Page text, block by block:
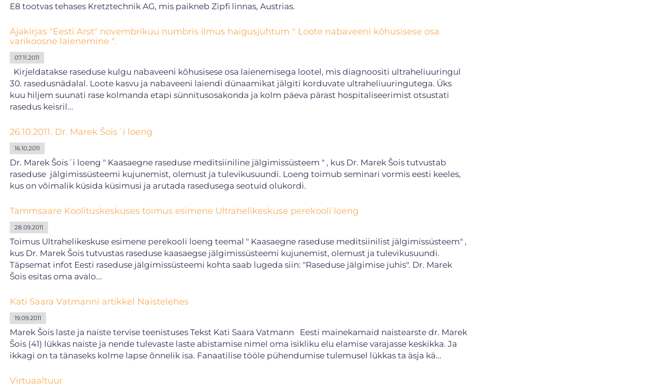
E8 tootvas tehases Kretztechnik AG, mis paikneb Zipfi linnas, Austrias.
Ajakirjas "Eesti Arst" novembrikuu numbris ilmus haigusjuhtum " Loote nabaveeni kõhusisese osa
varikoosne laienemine ".
07.11.2011
Kirjeldatakse raseduse kulgu nabaveeni kõhusisese osa laienemisega lootel, mis diagnoositi ultraheliuuringul
30. rasedusnädalal. Loote kasvu ja nabaveeni laiendi dünaamikat jälgiti korduvate ultraheliuuringutega. Üks
kuu hiljem suunati rase kolmanda etapi sünnitusosakonda ja kolm päeva pärast hospitaliseerimist otsustati
rasedus keisril...
26.10.2011. Dr. Marek Šois´i loeng
16.10.2011
Dr. Marek Šois´i loeng " Kaasaegne raseduse meditsiiniline jälgimissüsteem " , kus Dr. Marek Šois tutvustab
raseduse jälgimissüsteemi kujunemist, olemust ja tulevikusuundi. Loeng toimub seminari vormis eesti keeles,
kus on võimalik küsida küsimusi ja arutada rasedusega seotuid olukordi.
Tammsaare Koolituskeskuses toimus esimene Ultrahelikeskuse perekooli loeng
28.09.2011
Toimus Ultrahelikeskuse esimene perekooli loeng teemal " Kaasaegne raseduse meditsiinilist jälgimissüsteem" ,
kus Dr. Marek Šois tutvustas raseduse kaasaegse jälgimissüsteemi kujunemist, olemust ja tulevikusuundi.
Täpsemat infot Eesti raseduse jälgimissüsteemi kohta saab lugeda siin: "Raseduse jälgimise juhis". Dr. Marek
Šois esitas oma avalo...
Kati Saara Vatmanni artikkel Naistelehes
19.09.2011
Marek Šois laste ja naiste tervise teenistuses Tekst Kati Saara Vatmann Eesti mainekamaid naistearste dr. Marek
Šois (41) lükkas naiste ja nende tulevaste laste abistamise nimel oma isikliku elu elamise varajasse keskikka. Ja
ikkagi on ta tänaseks kolme lapse õnnelik isa. Fanaatilise tööle pühendumise tulemusel lükkas ta äsja kä...
Virtuaaltuur